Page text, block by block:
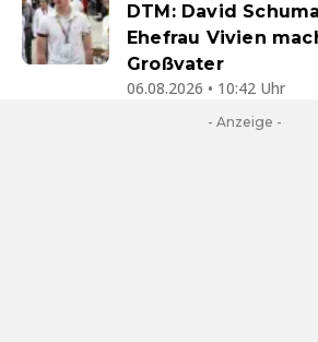
DTM: David
Ehefrau Vivien
Großvater
06.08.2026 • 10:42 Uhr
- Anzeige -